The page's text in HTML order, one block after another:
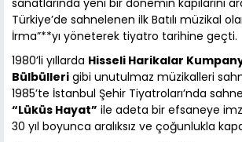
sanatlarında yeni bir dönemin kapılarını
Türkiye’de sahnelenen ilk Batılı müzikal
İrma”**yı yöneterek tiyatro tarihine geçti.
1980’li yıllarda Hisseli Harikalar
Bülbülleri gibi unutulmaz müzikalleri
1985’te İstanbul Şehir Tiyatroları’nda
“Lüküs Hayat” ile adeta bir efsaneye
30 yıl boyunca aralıksız ve çoğunlukla